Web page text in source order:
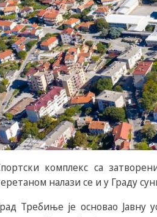
комплекс са
налази се и у Граду
Требиње је основао Јавну